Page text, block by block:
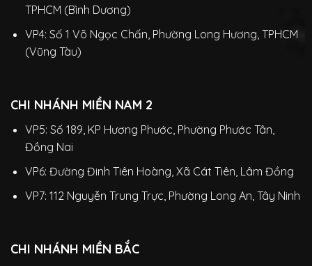
TPHCM (Bình Dương)
VP4: Số 1 Võ Ngọc Chấn, Phường Long Hương, TPHCM
(Vũng Tàu)
CHI NHÁNH MIỀN NAM 2
VP5: Số 189, KP Hương Phước, Phường Phước Tân,
Đồng Nai
VP6: Đường Đinh Tiên Hoàng, Xã Cát Tiên, Lâm Đồng
VP7: 112 Nguyễn Trung Trực, Phường Long An, Tây Ninh
CHI NHÁNH MIỀN BẮC